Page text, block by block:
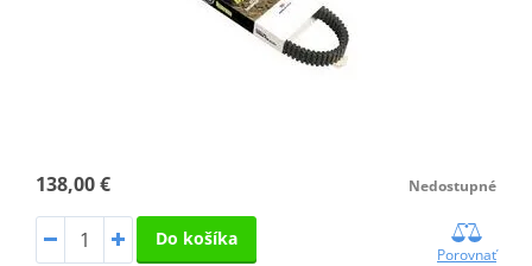
138,00 € Nedostupné
Do košíka
Porovnať